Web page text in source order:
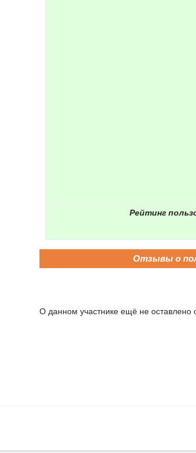
Рейтинг
Отзывы о
О данном участнике ещё не оставлено